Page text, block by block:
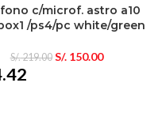
c/microf. astro a10
/ps4/pc white/green
S/.219.00 S/.150.00